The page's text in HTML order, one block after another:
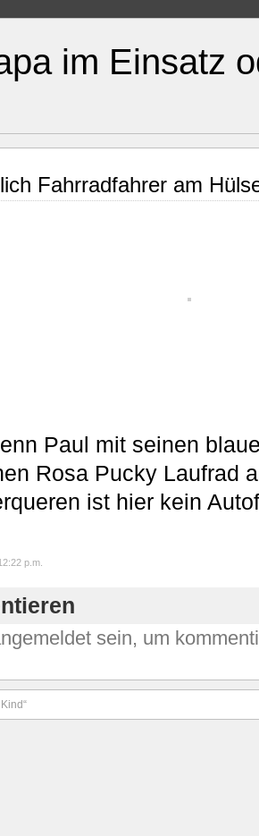
im Einsatz
Fahrradfahrer am
Paul mit seinen
Rosa Pucky Laufrad
ist hier kein
p.m.
sein, um